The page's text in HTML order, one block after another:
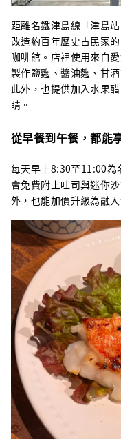
距離名鐵津島線「津島
改造約百年歷史古民家
咖啡館。店裡使用來自
製作鹽麴、醬油麴、甘
此外，也提供加入水果
睛。
從早餐到午餐，都能
每天早上8:30至11:00為
會免費附上吐司與迷你
外，也能加價升級為融